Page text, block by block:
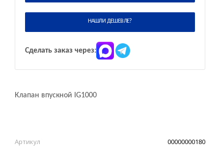
НАШЛИ ДЕШЕВЛЕ?
Сделать заказ через:
Клапан впускной IG1000
Артикул
00000000180